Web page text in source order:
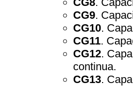
CG9.
CG10.
CG11.
CG12.
continua.
CG13.